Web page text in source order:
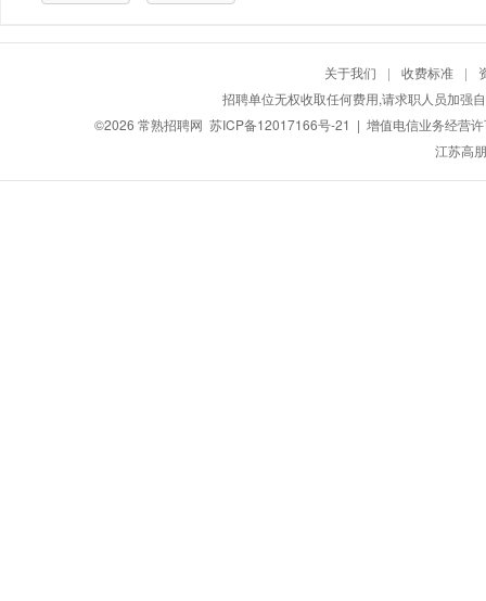
关于我们 | 收费标准 |
招聘单位无权收取任何费用,请求职人员加强
©2026 常熟招聘网 苏ICP备12017166号-21 | 增值电信业务经营
江苏高